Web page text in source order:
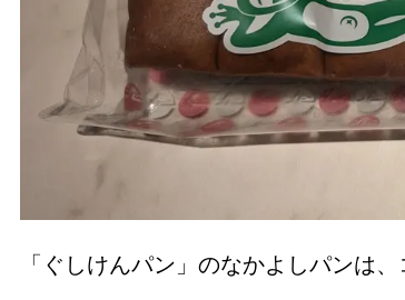
「ぐしけんパン」のなかよしパンは